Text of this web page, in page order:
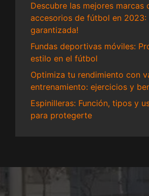
Descubre las mejores marcas
accesorios de fútbol en 2023:
garantizada!
Fundas deportivas móviles:
estilo en el fútbol
Optimiza tu rendimiento con
entrenamiento: ejercicios y
Espinilleras: Función, tipos y
para protegerte